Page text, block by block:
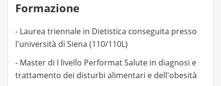
Formazione
- Laurea triennale in Dietistica conseguita presso
l'università di Siena (110/110L)
- Master di I livello Performat Salute in diagnosi e
trattamento dei disturbi alimentari e dell'obesità